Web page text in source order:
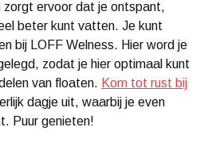
zorgt ervoor dat je ontspant,
beter kunt vatten. Je kunt
bij LOFF Welness. Hier word je
zodat je hier optimaal kunt
van floaten. Kom tot rust bij
dagje uit, waarbij je even
Puur genieten!